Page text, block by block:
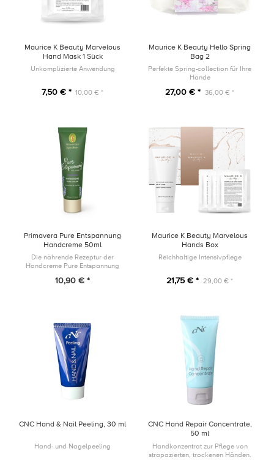
Maurice K Beauty Marvelous
Hand Mask 1 Sück
Unkomplizierte Anwendung
7,50 € * 10,00 € *
Maurice K Beauty Hello Spring
Bag 2
Perfekte Spring-collection für Ihre
Hände
27,00 € * 36,00 € *
Primavera Pure Entspannung
Handcreme 50ml
Die nährende Rezeptur der
Handcreme Pure Entspannung
Pflanzenkraft, stärkt die
10,90 € *
Maurice K Beauty Marvelous
Hands Box
Reichhaltige Intensivpflege
21,75 € * 29,00 € *
CNC Hand & Nail Peeling, 30 ml
Hand- und Nagelpeeling
CNC Hand Repair Concentrate,
50 ml
Handkonzentrat zur Pflege von
strapazierten, trockenen Händen.